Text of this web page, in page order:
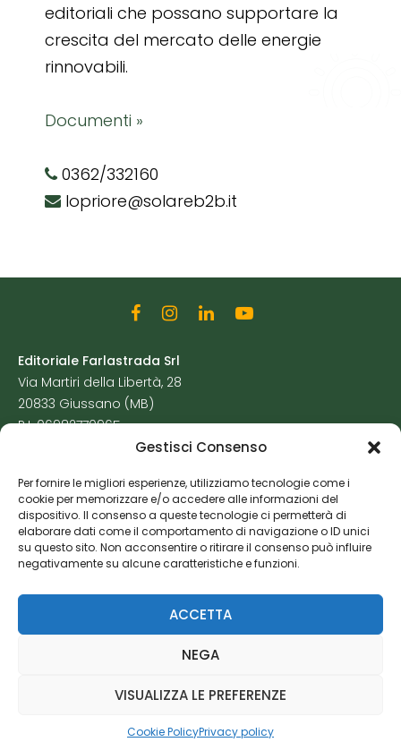
Gestisci Consenso
Per fornire le migliori esperienze, utilizziamo tecnologie come i
cookie per memorizzare e/o accedere alle informazioni del
dispositivo. Il consenso a queste tecnologie ci permetterà di
elaborare dati come il comportamento di navigazione o ID unici
su questo sito. Non acconsentire o ritirare il consenso può influire
negativamente su alcune caratteristiche e funzioni.
ACCETTA
NEGA
VISUALIZZA LE PREFERENZE
Cookie PolicyPrivacy policy
editoriali che possano supportare la
crescita del mercato delle energie
rinnovabili.
Documenti »
0362/332160
lopriore@solareb2b.it
Editoriale Farlastrada Srl
Via Martiri della Libertà, 28
20833 Giussano (MB)
P.I. 06982770965
Cookie Policy
Risorse Aggiuntive